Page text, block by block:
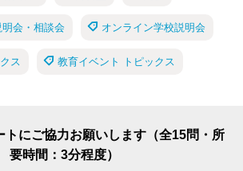
会・相談会 オンライン学校説明会
ス 教育イベント トピックス
トにご協力お願いします（全15問・所
要時間：3分程度）